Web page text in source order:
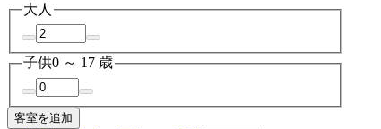
大人
子供0 ～ 17 歳
客室を追加